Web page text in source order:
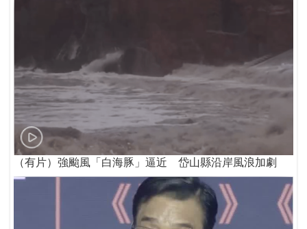
（有片）強颱風「白海豚」逼近 岱山縣沿岸風浪加劇